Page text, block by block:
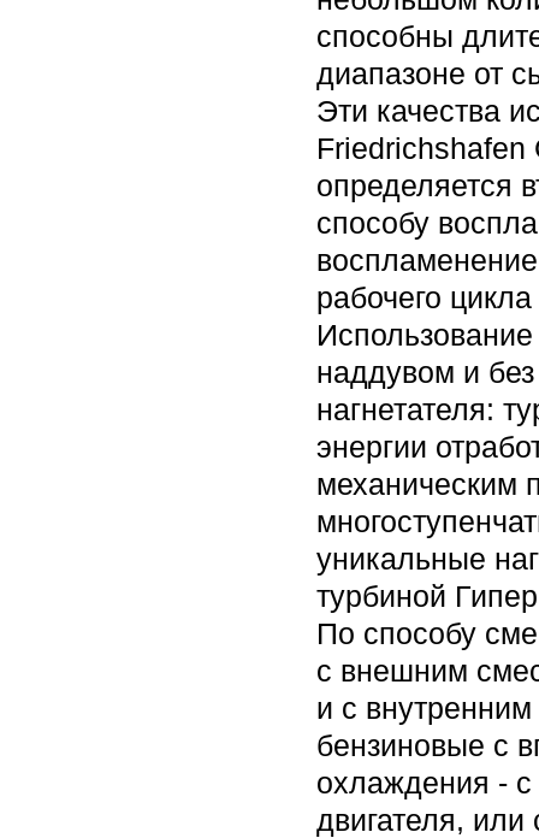
способны
диапазоне от
Эти качества
Friedrichshafen
определяется
способу
рабочего
наддувом и
нагнетателя:
энергии
механическим
уникальные
турбиной
По способу
с внешним
и с
бензиновые с
охлаждения -
двигателя,